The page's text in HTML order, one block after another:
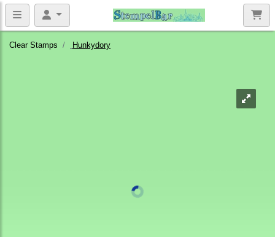
Clear Stamps Hunkydory